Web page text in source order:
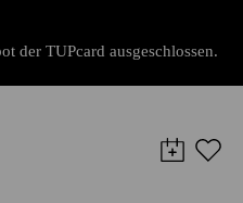
€
der TUPcard ausgeschlossen.